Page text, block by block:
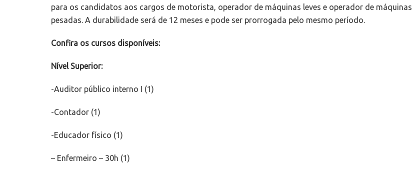
para os candidatos aos cargos de motorista, operador de máquinas leves e operador de máquinas
pesadas. A durabilidade será de 12 meses e pode ser prorrogada pelo mesmo período.
Confira os cursos disponíveis:
Nível Superior:
-Auditor público interno I (1)
-Contador (1)
-Educador físico (1)
– Enfermeiro – 30h (1)